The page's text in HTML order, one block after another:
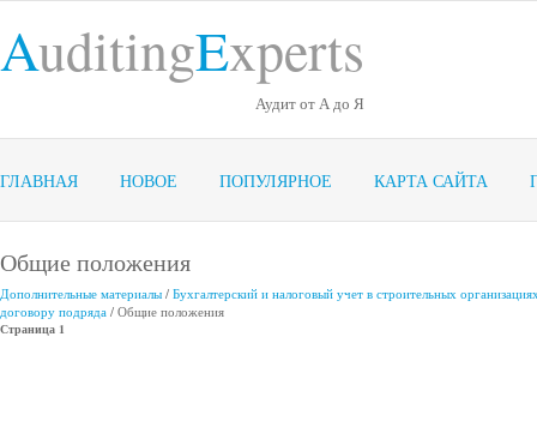
AuditingExperts
Аудит от А до Я
ГЛАВНАЯ НОВОЕ ПОПУЛЯРНОЕ КАРТА САЙТА
Общие положения
Дополнительные материалы / Бухгалтерский и налоговый учет в строительных
договору подряда / Общие положения
Страница 1